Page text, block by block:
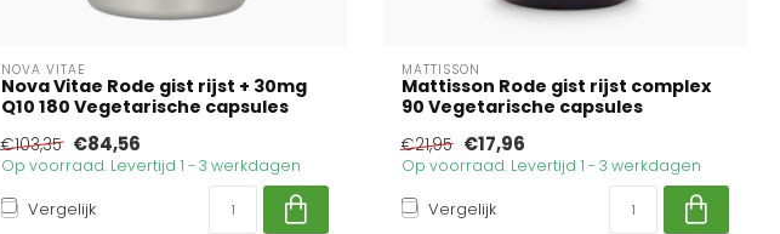
NOVA VITAE
Nova Vitae Rode gist rijst + 30mg
Q10 180 Vegetarische capsules
€103,35 €84,56
Op voorraad. Levertijd 1 - 3 werkdagen
Vergelijk
MATTISSON
Mattisson Rode gist rijst complex
90 Vegetarische capsules
€21,95 €17,96
Op voorraad. Levertijd 1 - 3 werkdagen
Vergelijk